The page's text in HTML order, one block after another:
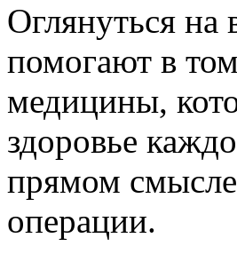
Оглянуться на
помогают в
медицины,
здоровье
прямом
операции.